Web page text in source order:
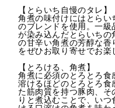
【とらいち自慢のタレ】
角煮の味付けにはとらい
のブレンドを使用。一
が染み込んだとらいち
の甘辛い角煮の芳醇な
をぜひお取り寄せでお楽
【とろける、角煮】
角煮に必須のとろとろ
溶けるほどのとろとろ
た筋肉質を持つ豚肉、そ
りと煮込むことで、い